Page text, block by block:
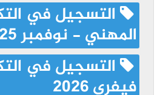
التسجيل في
المهني - نوفمبر 2025
التسجيل في
فيفري 2026